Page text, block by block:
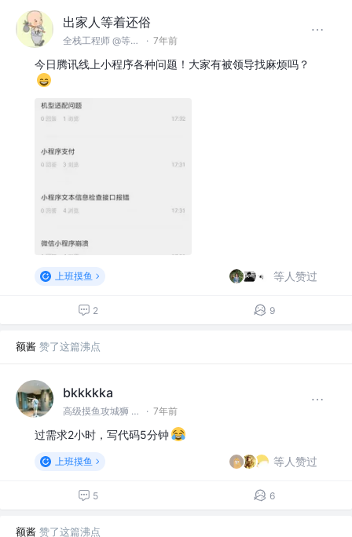
出家人等着还俗
全栈工程师 @等着自己去创建 · 7年前
今日腾讯线上小程序各种问题！大家有被领导找麻烦吗？
上班摸鱼 等人赞过
2 9
额酱 赞了这篇沸点
bkkkkka
高级摸鱼攻城狮 @非常牛 · 7年前
过需求2小时，写代码5分钟
上班摸鱼 等人赞过
5 6
额酱 赞了这篇沸点